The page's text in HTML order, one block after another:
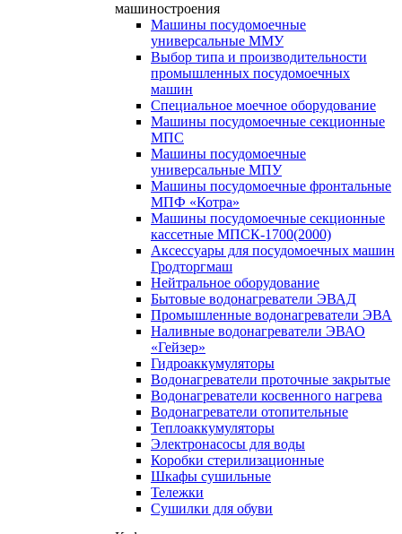
машиностроения
Машины посудомоечные
универсальные ММУ
Выбор типа и производительности
промышленных посудомоечных
машин
Специальное моечное оборудование
Машины посудомоечные секционные
МПС
Машины посудомоечные
универсальные МПУ
Машины посудомоечные фронтальные
МПФ «Котра»
Машины посудомоечные секционные
кассетные МПСК-1700(2000)
Аксессуары для посудомоечных машин
Гродторгмаш
Нейтральное оборудование
Бытовые водонагреватели ЭВАД
Промышленные водонагреватели ЭВА
Наливные водонагреватели ЭВАО
«Гейзер»
Гидроаккумуляторы
Водонагреватели проточные закрытые
Водонагреватели косвенного нагрева
Водонагреватели отопительные
Теплоаккумуляторы
Электронасосы для воды
Коробки стерилизационные
Шкафы сушильные
Тележки
Сушилки для обуви